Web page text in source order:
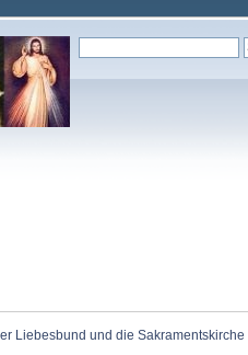
Liebesbund und die Sakramentskirche